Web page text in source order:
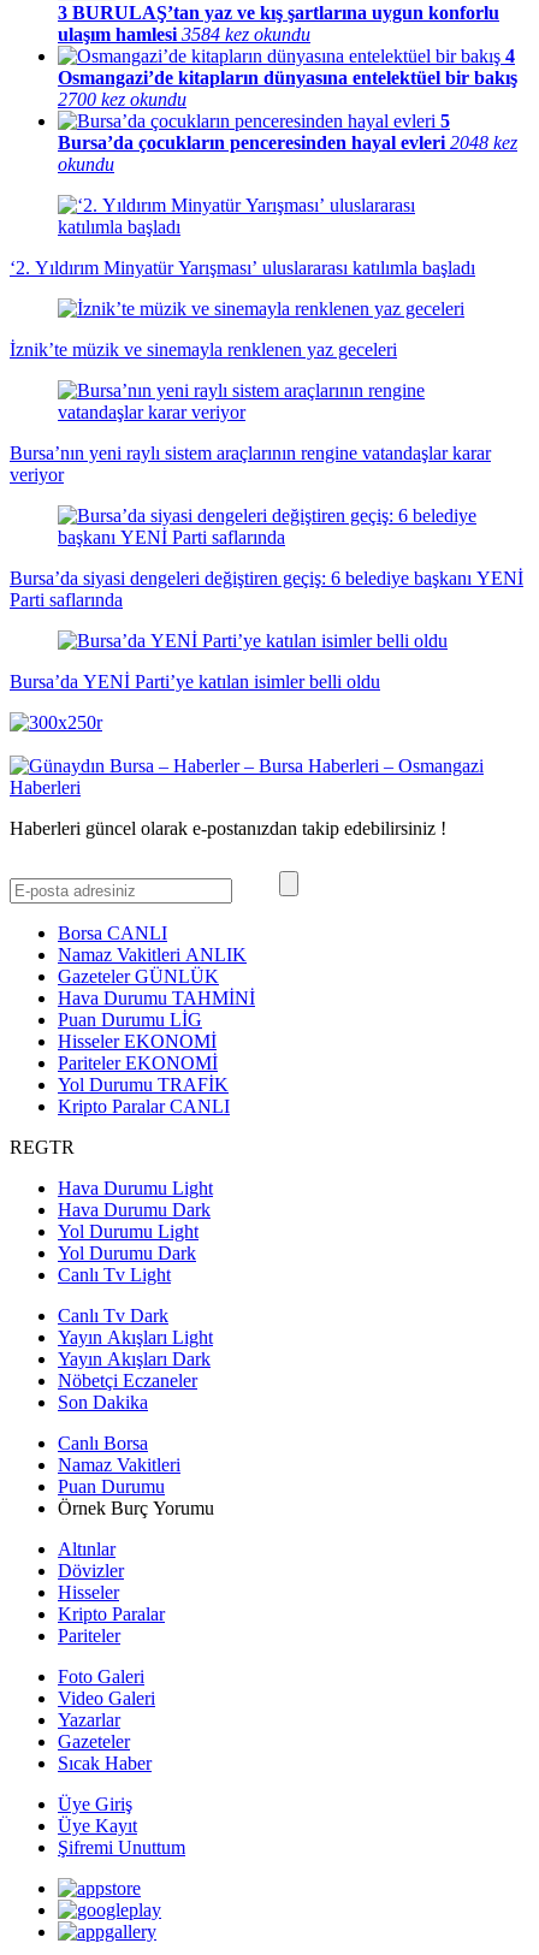
3 BURULAŞ’tan yaz ve kış şartlarına uygun konforlu
ulaşım hamlesi 3584 kez okundu
4
Osmangazi’de kitapların dünyasına entelektüel bir bakış
2700 kez okundu
5
Bursa’da çocukların penceresinden hayal evleri 2048 kez
okundu
‘2. Yıldırım Minyatür Yarışması’ uluslararası katılımla başladı
İznik’te müzik ve sinemayla renklenen yaz geceleri
Bursa’nın yeni raylı sistem araçlarının rengine vatandaşlar karar
veriyor
Bursa’da siyasi dengeleri değiştiren geçiş: 6 belediye başkanı YENİ
Parti saflarında
Bursa’da YENİ Parti’ye katılan isimler belli oldu
Haberleri güncel olarak e-postanızdan takip edebilirsiniz !
Borsa CANLI
Namaz Vakitleri ANLIK
GazetelerGÜNLÜK
Hava Durumu TAHMİNİ
Puan Durumu LİG
HisselerEKONOMİ
ParitelerEKONOMİ
Yol Durumu TRAFİK
Kripto ParalarCANLI
REGTR
Hava Durumu Light
Hava Durumu Dark
Yol Durumu Light
Yol Durumu Dark
Canlı Tv Light
Canlı Tv Dark
Yayın Akışları Light
Yayın Akışları Dark
Nöbetçi Eczaneler
Son Dakika
Canlı Borsa
Namaz Vakitleri
Puan Durumu
Örnek Burç Yorumu
Altınlar
Dövizler
Hisseler
Kripto Paralar
Pariteler
Foto Galeri
Video Galeri
Yazarlar
Gazeteler
Sıcak Haber
Üye Giriş
Üye Kayıt
Şifremi Unuttum